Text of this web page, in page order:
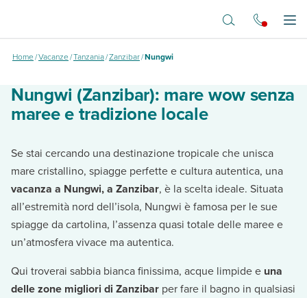
Home/Vacanze/Tanzania/Zanzibar/Nungwi
Nungwi (Zanzibar): mare wow senza
maree e tradizione locale
Se stai cercando una destinazione tropicale che unisca
mare cristallino, spiagge perfette e cultura autentica, una
vacanza a Nungwi, a Zanzibar, è la scelta ideale. Situata
all’estremità nord dell’isola, Nungwi è famosa per le sue
spiagge da cartolina, l’assenza quasi totale delle maree e
un’atmosfera vivace ma autentica.
Qui troverai sabbia bianca finissima, acque limpide e una
delle zone migliori di Zanzibar per fare il bagno in qualsiasi